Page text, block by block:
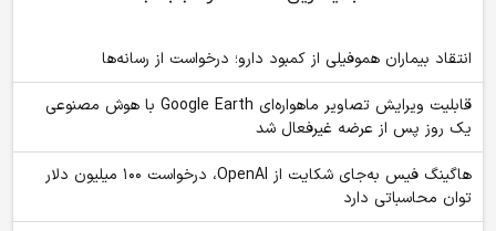
انتقاد بیماران هموفیلی از کمبود دارو؛ درخواست از رسانه‌ها
قابلیت ویرایش تصاویر ماهواره‌ای Google Earth با هوش مصنوعی
یک روز پس از عرضه غیرفعال شد
هاگینگ فیس به‌جای شکایت از OpenAI، درخواست ۱۰۰ میلیون دلار
توان محاسباتی دارد